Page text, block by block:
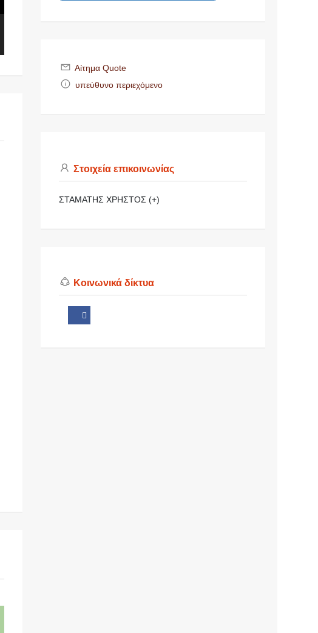
Αίτημα Quote
υπεύθυνο περιεχόμενο
Στοιχεία επικοινωνίας
ΣΤΑΜΑΤΗΣ ΧΡΗΣΤΟΣ (+)
Κοινωνικά δίκτυα